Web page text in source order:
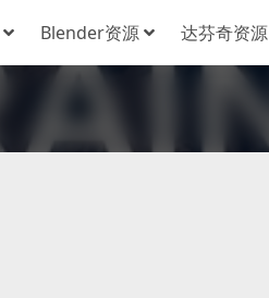
Blender资源 达芬奇资源